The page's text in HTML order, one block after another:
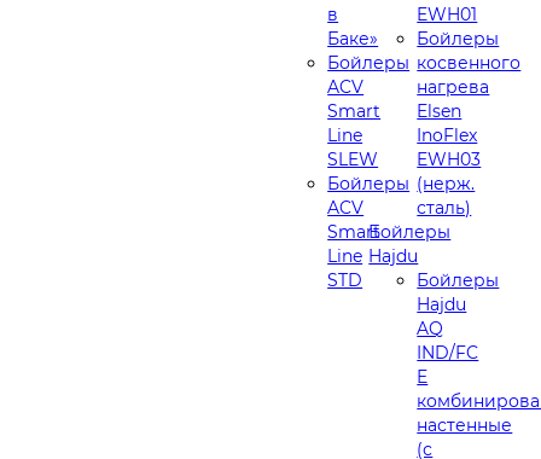
в
Баке»
Бойлеры
ACV
Smart
Line
SLEW
Бойлеры
ACV
Smart
Line
STD
EWH01
Бойлеры
косвенного
нагрева
Elsen
InoFlex
EWH03
(нерж.
сталь)
Бойлеры
Hajdu
Бойлеры
Hajdu
AQ
IND/FC
E
настенные
(с